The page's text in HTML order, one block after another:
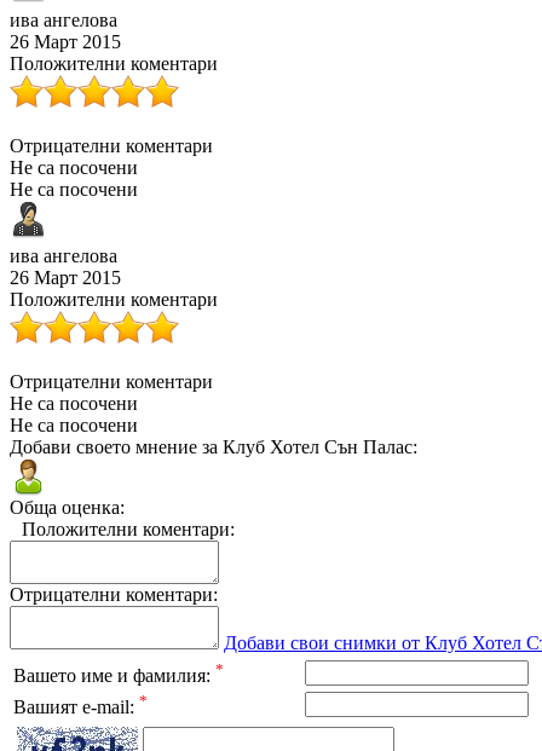
ива ангелова
26 Март 2015
Положителни коментари
Отрицателни коментари
Не са посочени
Не са посочени
ива ангелова
26 Март 2015
Положителни коментари
Отрицателни коментари
Не са посочени
Не са посочени
Добави своето мнение за Клуб Хотел Сън Палас:
Обща оценка:
Положителни коментари:
Отрицателни коментари:
Добави свои снимки от Клуб Хотел
Вашето име и фамилия: *
Вашият e-mail: *